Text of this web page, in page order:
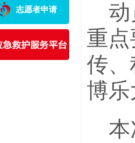
志愿者申请
重
传
博